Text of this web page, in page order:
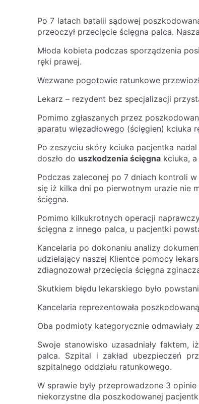
Po 7 latach batalii sądowej
przeoczył przecięcie ścięgna palca.
Młoda kobieta podczas sporządzenia
ręki prawej.
Wezwane pogotowie ratunkowe
Lekarz – rezydent bez specjalizacji
Pomimo zgłaszanych przez
aparatu więzadłowego (ścięgien) kciuka
Po zeszyciu skóry kciuka pacjentka
doszło do uszkodzenia ścięgna kciuka,
Podczas zaleconej po 7 dniach kontroli
się iż kilka dni po pierwotnym urazie nie
ścięgna.
Pomimo kilkukrotnych operacji
ścięgna z innego palca, u pacjentki
Kancelaria po dokonaniu analizy
udzielający naszej Klientce pomocy
zdiagnozował przecięcia ścięgna
Skutkiem błędu lekarskiego było
Kancelaria reprezentowała
Oba podmioty kategorycznie odmawiały
Swoje stanowisko uzasadniały faktem,
palca. Szpital i zakład ubezpieczeń
szpitalnego oddziału ratunkowego.
W sprawie były przeprowadzone 3
niekorzystne dla poszkodowanej